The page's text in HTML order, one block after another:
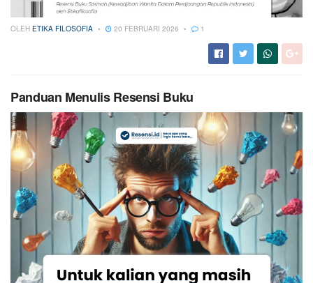
OLEH ETIKA FILOSOFIA 20 FEBRUARI 2026 1
Panduan Menulis Resensi Buku